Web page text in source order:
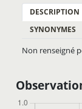
DESCRIPTION
SYNONYMES
Non renseigné